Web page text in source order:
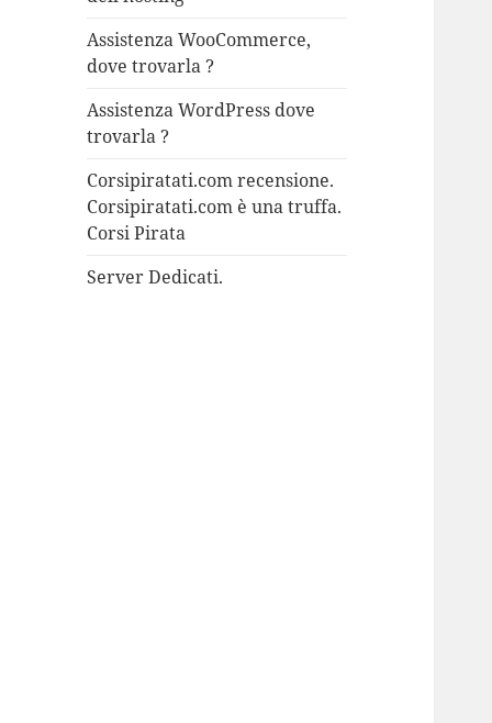
Assistenza WooCommerce,
dove trovarla ?
Assistenza WordPress dove
trovarla ?
Corsipiratati.com recensione.
Corsipiratati.com è una truffa.
Corsi Pirata
Server Dedicati.